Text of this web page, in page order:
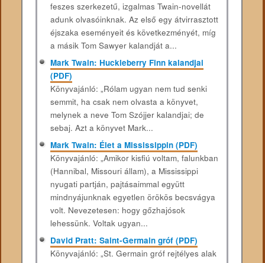
feszes szerkezetű, izgalmas Twain-novellát
adunk olvasóinknak. Az első egy átvirrasztott
éjszaka eseményeit és következményét, míg
a másik Tom Sawyer kalandját a...
Mark Twain: Huckleberry Finn kalandjai
(PDF)
Könyvajánló: „Rólam ugyan nem tud senki
semmit, ha csak nem olvasta a könyvet,
melynek a neve Tom Szójjer kalandjai; de
sebaj. Azt a könyvet Mark...
Mark Twain: Élet a Mississippin (PDF)
Könyvajánló: „Amikor kisfiú voltam, falunkban
(Hannibal, Missouri állam), a Mississippi
nyugati partján, pajtásaimmal együtt
mindnyájunknak egyetlen örökös becsvágya
volt. Nevezetesen: hogy gőzhajósok
lehessünk. Voltak ugyan...
David Pratt: Saint-Germain gróf (PDF)
Könyvajánló: „St. Germain gróf rejtélyes alak